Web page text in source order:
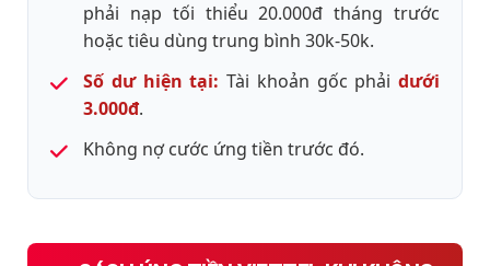
phải nạp tối thiểu 20.000đ tháng trước
hoặc tiêu dùng trung bình 30k-50k.
Số dư hiện tại: Tài khoản gốc phải dưới
3.000đ.
Không nợ cước ứng tiền trước đó.